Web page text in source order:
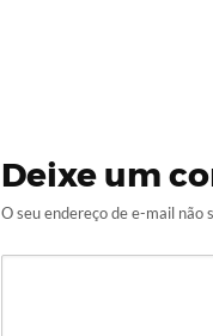
Deixe um
O seu endereço de e-mail não